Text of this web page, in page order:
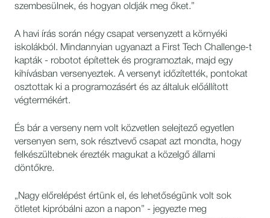
szembesülnek, és hogyan oldják meg őket.”
A havi írás során négy csapat versenyzett a környéki
iskolákból. Mindannyian ugyanazt a First Tech Challenge-t
kapták - robotot építettek és programoztak, majd egy
kihívásban versenyeztek. A versenyt időzítették, pontokat
osztottak ki a programozásért és az általuk előállított
végtermékért.
És bár a verseny nem volt közvetlen selejtező egyetlen
versenyen sem, sok résztvevő csapat azt mondta, hogy
felkészültebnek érezték magukat a közelgő állami
döntőkre.
„Nagy előrelépést értünk el, és lehetőségünk volt sok
ötletet kipróbálni azon a napon” - jegyezte meg